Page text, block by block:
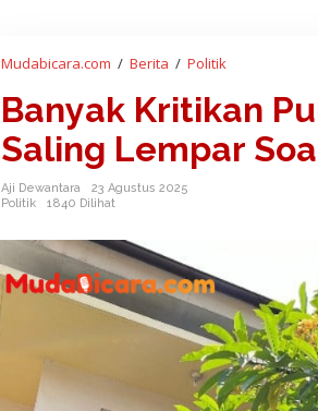
Mudabicara.com / Berita / Politik
n
y
a
i
k
a
n
P
u
Banyak Kritikan
Saling Lempar
Aji Dewantara
23 Agustus 2025
Politik
1840 Dilihat